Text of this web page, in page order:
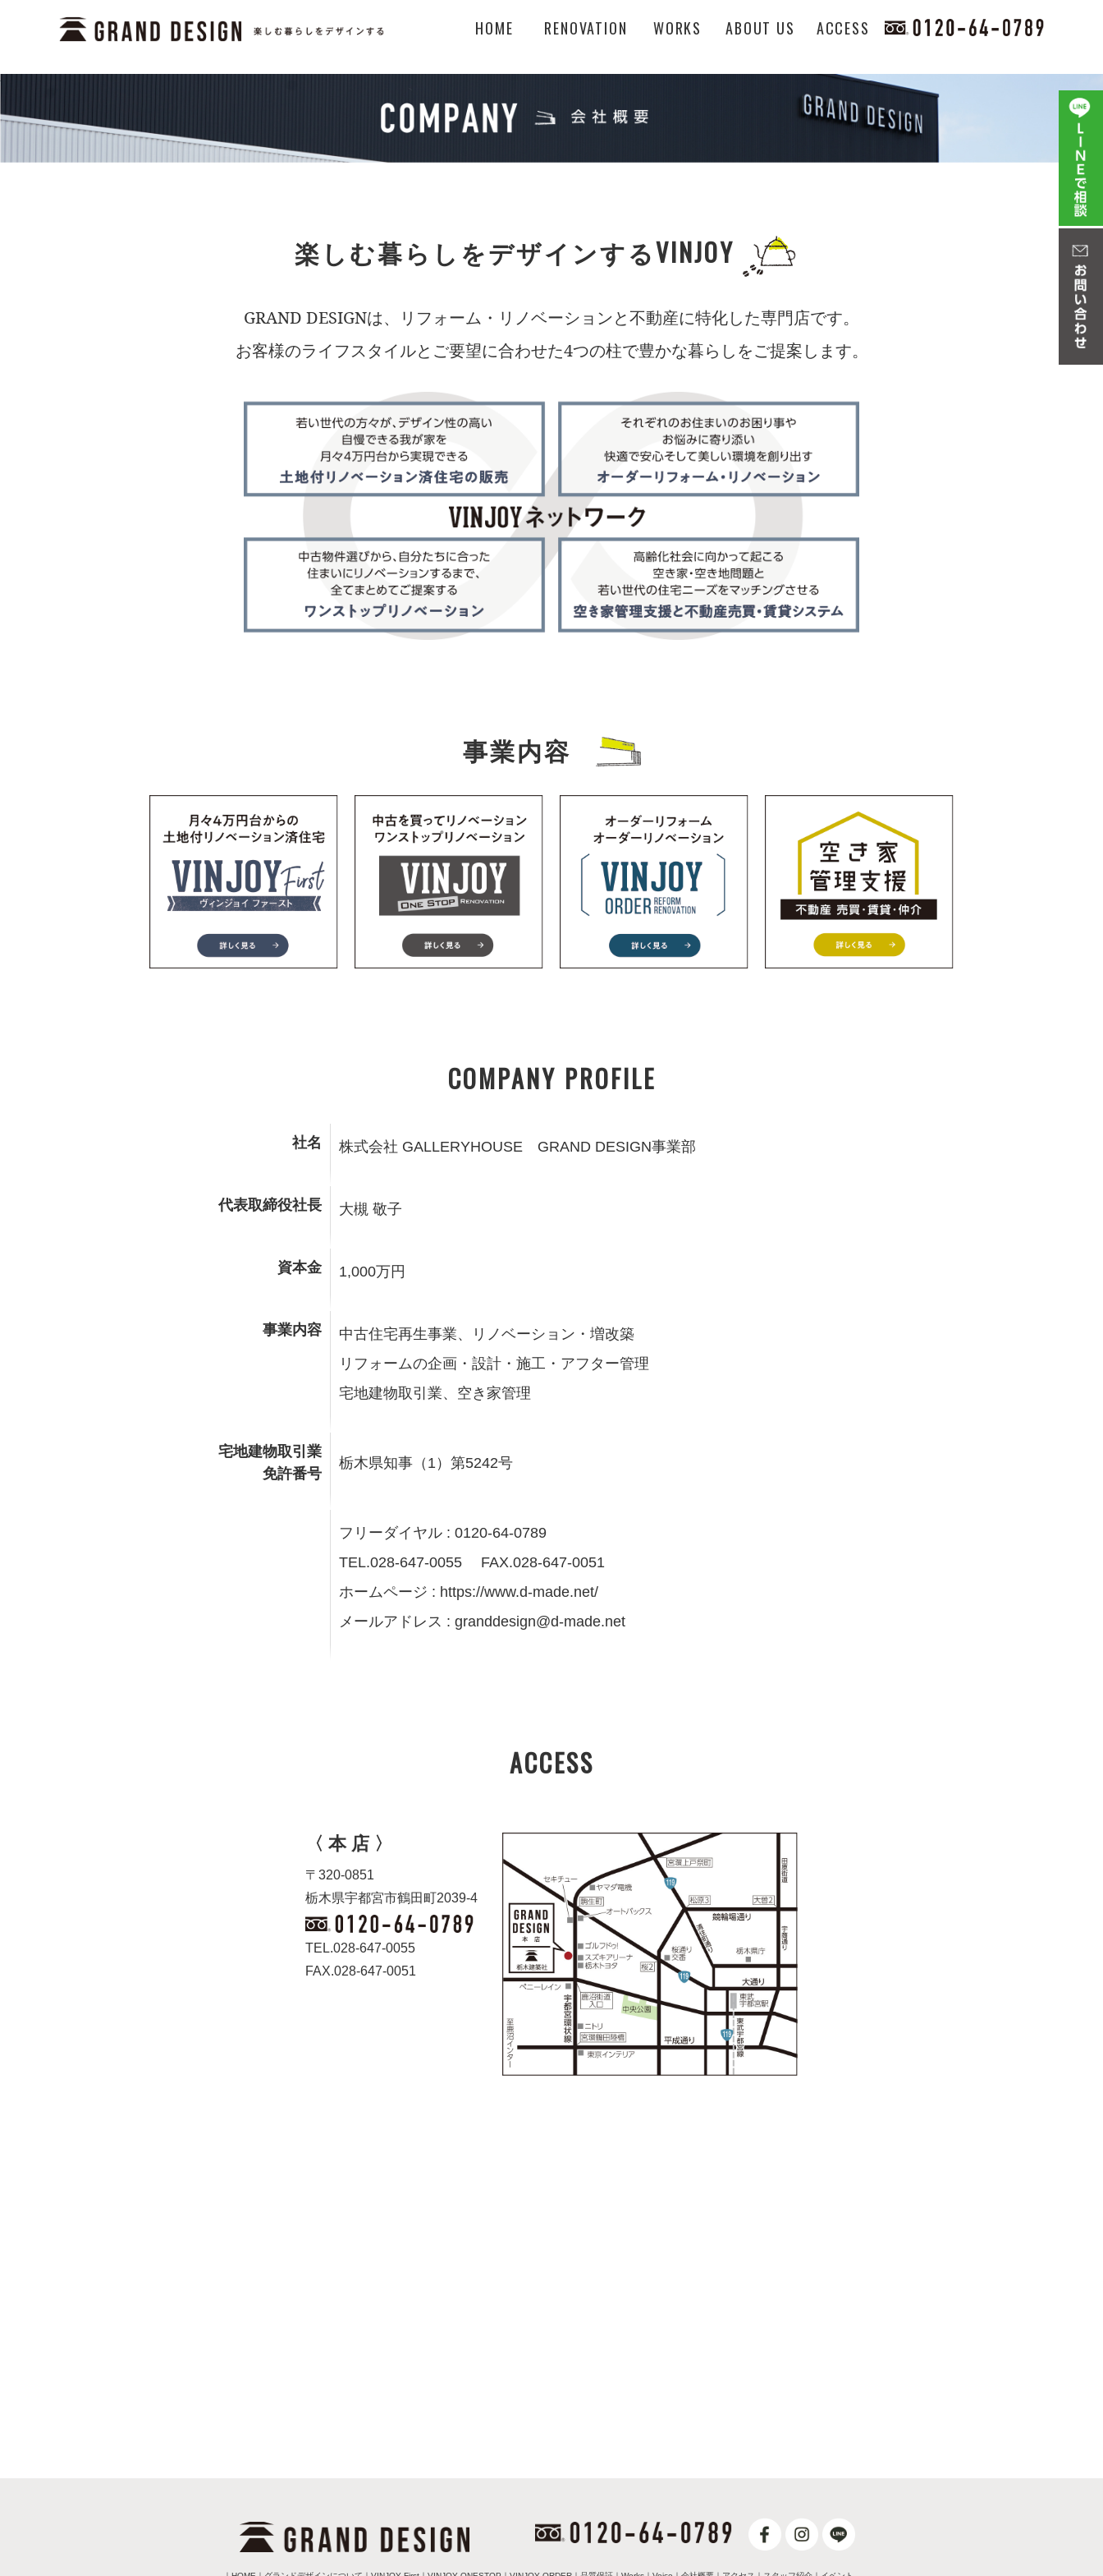
HOME RENOVATION WORKS ABOUT US ACCESS
楽しむ暮らしをデザインするVINJOY
GRAND DESIGNは、リフォーム・リノベーションと不動産に特化した専門店です。
お客様のライフスタイルとご要望に合わせた4つの柱で豊かな暮らしをご提案します。
事業内容
COMPANY PROFILE
社名 株式会社 GALLERYHOUSE GRAND DESIGN事業部
代表取締役社長 大槻 敬子
資本金 1,000万円
事業内容
中古住宅再生事業、リノベーション・増改築
リフォームの企画・設計・施工・アフター管理
宅地建物取引業、空き家管理
宅地建物取引業
免許番号
栃木県知事（1）第5242号
フリーダイヤル : 0120-64-0789
TEL.028-647-0055 FAX.028-647-0051
ホームページ : https://www.d-made.net/
メールアドレス : granddesign@d-made.net
ACCESS
〈 本 店 〉
〒320-0851
栃木県宇都宮市鶴田町2039-4
TEL.028-647-0055
FAX.028-647-0051